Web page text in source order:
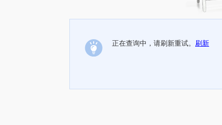
正在查询中，请刷新重试。 刷新